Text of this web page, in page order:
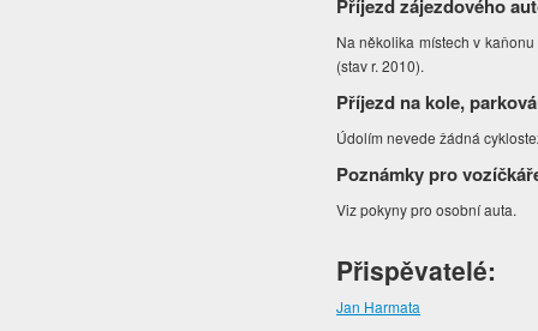
Příjezd zájezdového
Na několika místech v
(stav r. 2010).
Příjezd na kole,
Údolím nevede žádná
Poznámky pro
Viz pokyny pro osobní auta.
Přispěvatelé:
Jan Harmata